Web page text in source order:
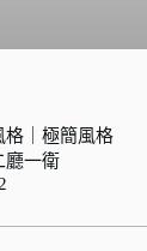
格｜極簡風格
廳一衛